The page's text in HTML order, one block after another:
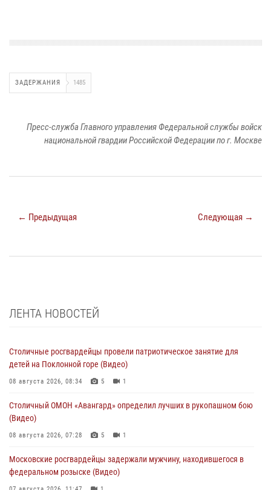
ЗАДЕРЖАНИЯ 1485
Пресс-служба Главного управления Федеральной службы войск
национальной гвардии Российской Федерации по г. Москве
← Предыдущая Следующая →
ЛЕНТА НОВОСТЕЙ
Столичные росгвардейцы провели патриотическое занятие для
детей на Поклонной горе (Видео)
08 августа 2026, 08:34 5 1
Столичный ОМОН «Авангард» определил лучших в рукопашном бою
(Видео)
08 августа 2026, 07:28 5 1
Московские росгвардейцы задержали мужчину, находившегося в
федеральном розыске (Видео)